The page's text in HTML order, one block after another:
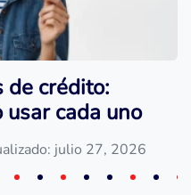
de crédito:
cada uno
julio 27, 2026